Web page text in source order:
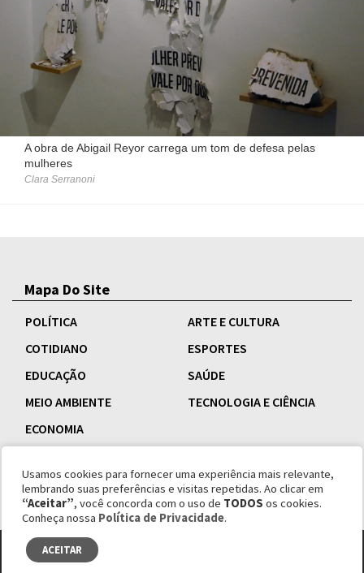
A obra de Abigail Reyor carrega um tom de defesa pelas
mulheres
Clara Serranoni
Mapa Do Site
POLÍTICA
ARTE E CULTURA
COTIDIANO
ESPORTES
EDUCAÇÃO
SAÚDE
MEIO AMBIENTE
TECNOLOGIA E CIÊNCIA
ECONOMIA
© copyright 1995 - 2026 Revista Esquinas.
Usamos cookies para fornecer uma experiência mais relevante,
lembrando suas preferências e visitas repetidas. Ao clicar em
“Aceitar”, você concorda com o uso de TODOS os cookies.
Conheça nossa Política de Privacidade.
ACEITAR